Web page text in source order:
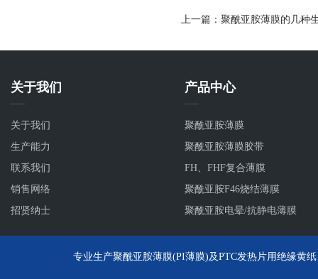
上一篇：聚酰亚胺薄膜的几种
关于我们
关于我们
生产能力
联系我们
销售网络
招贤纳士
产品中心
聚酰亚胺薄膜
聚酰亚胺薄膜胶带
FH、FHF复合薄膜
聚酰亚胺F46烧结薄膜
聚酰亚胺电晕/抗静电薄膜
专业生产聚酰亚胺薄膜(PI薄膜)及PTC发热片用绝缘黄